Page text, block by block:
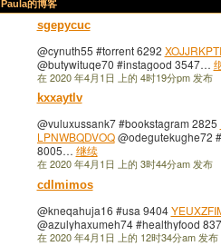
Paula的博客
sgepycuc
@cynuth55 #torrent 6292
@butywituqe70 #instagood 3547…
在 2020 年4月1日 上的 4时19分pm 发布
kxxaytlv
@vuluxussank7 #bookstagram 2825
LPNWBQDVOQ@odegutekughe72
8005… 继续
在 2020 年4月1日 上的 3时44分am 发布
cdlmimos
@kneqahuja16 #usa 9404
@azulyhaxumeh74 #healthyfood
在 2020 年4月1日 上的 12时34分am 发布